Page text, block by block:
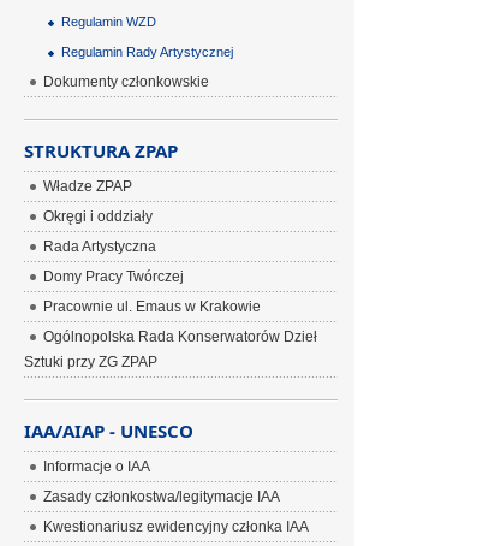
Regulamin WZD
Regulamin Rady Artystycznej
Dokumenty członkowskie
STRUKTURA ZPAP
Władze ZPAP
Okręgi i oddziały
Rada Artystyczna
Domy Pracy Twórczej
Pracownie ul. Emaus w Krakowie
Ogólnopolska Rada Konserwatorów Dzieł
Sztuki przy ZG ZPAP
IAA/AIAP - UNESCO
Informacje o IAA
Zasady członkostwa/legitymacje IAA
Kwestionariusz ewidencyjny członka IAA